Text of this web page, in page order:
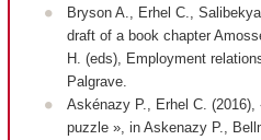
Bryson A., Erhel C.,
draft of a book chapter
H. (eds), Employment
Palgrave.
Askénazy P., Erhel C.
puzzle », in Askenazy P.,